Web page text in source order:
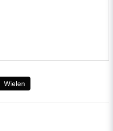
Wielen